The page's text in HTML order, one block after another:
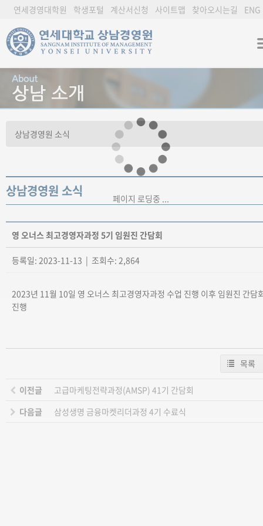
연세경영대학원 학생포털 계산서신청 사이트맵 찾아오시는길 ENG
상남경영원 소식
영 오너스 최고경영자과정 5기 임원진 간담회
등록일: 2023-11-13 | 조회수: 2,864
2023년 11월 10일 영 오너스 최고경영자과정 수업 진행 이후 임원진 간담
진행
목록
이전글
고급마케팅전략과정(AMSP) 41기 간담회
다음글
삼성생명 금융마켓리더과정 4기 수료식
페이지 로딩중 ...